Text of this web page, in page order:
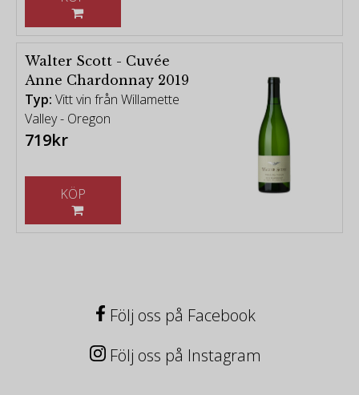
Walter Scott - Cuvée
Anne Chardonnay 2019
Typ: Vitt vin från Willamette
Valley - Oregon
719kr
Följ oss på Facebook
Följ oss på Instagram